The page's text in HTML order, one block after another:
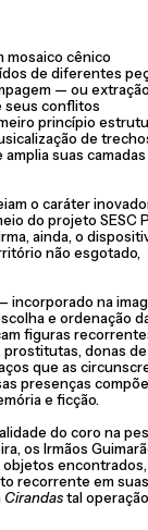
mosaico cênico
de diferentes
— ou
seus conflitos
princípio
de
suas
o caráter
do projeto SESC
ainda, o
não esgotado,
incorporado na
e ordenação
figuras
donas de
que as
presenças
e ficção.
do coro na
os Irmãos
encontrados,
recorrente em suas
Cirandastal